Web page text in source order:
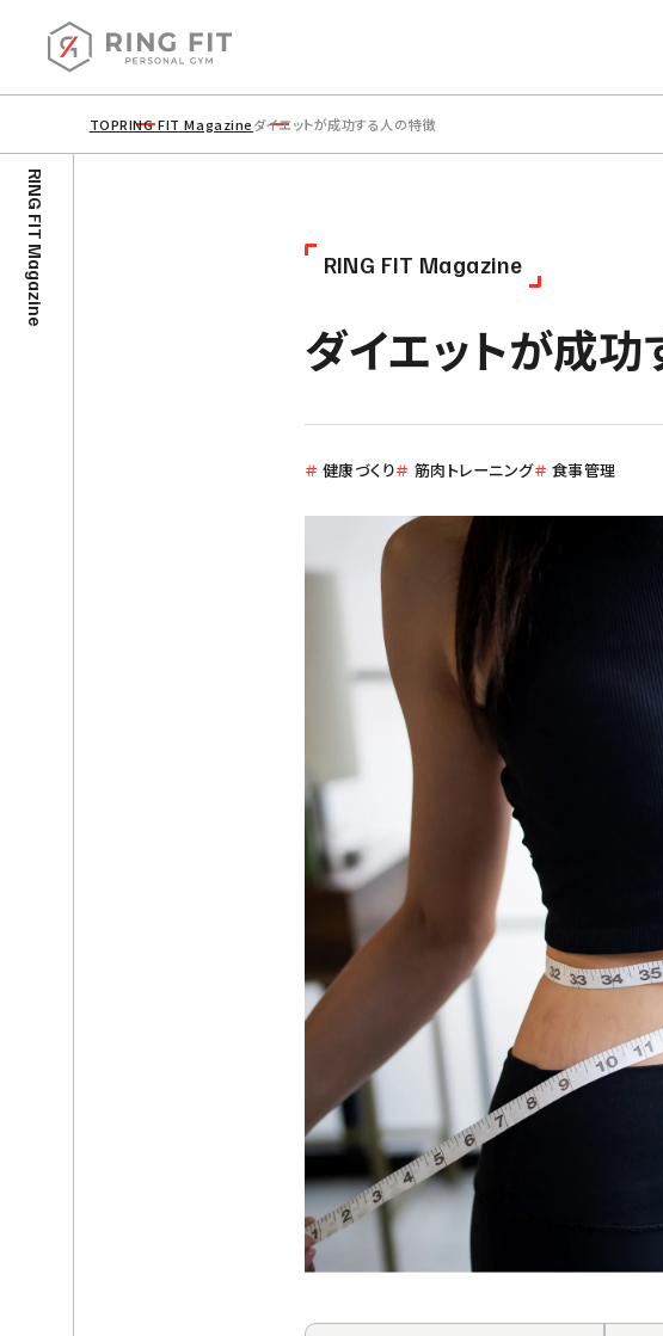
〒910-0016 福井県福井市大宮6丁目15-26
TOPRING FIT Magazineダイエットが成功する人の特徴
RING FIT Magazine RING FIT Magazine
ダイエットが成
＃ 健康づくり＃ 筋肉トレーニング＃ 食事管理